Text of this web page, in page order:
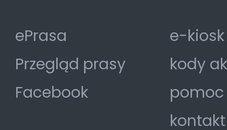
ePrasa
Przegląd prasy
Facebook
e-
kody
pomoc
kontakt